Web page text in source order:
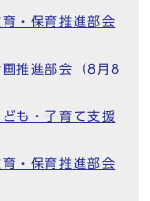
・保育推進部会
推進部会（8月8
も・子育て支援
・保育推進部会